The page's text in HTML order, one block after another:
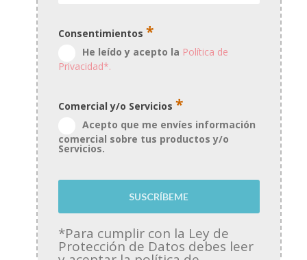
Consentimientos *
He leído y acepto la Política de
Privacidad*.
Comercial y/o Servicios *
Acepto que me envíes información
comercial sobre tus productos y/o
Servicios.
*Para cumplir con la Ley de
Protección de Datos debes leer